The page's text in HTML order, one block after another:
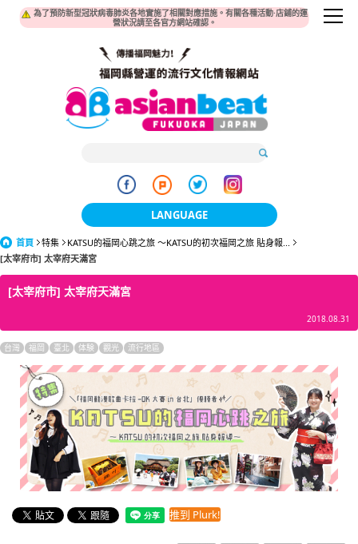
為了預防新型冠狀病毒肺炎各地實施了相關對應措施。有關各種活動·店鋪的運
營狀況請至各官方網站確認。
LANGUAGE
日本語
한국어
繁體中文
English
ภาษาไทย
tiéng Viêt
Bahasa Indonesia
首頁 特集
KATSU的福岡心跳之旅 ～KATSU的初次福岡之旅 貼身報...
[太宰府市] 太宰府天滿宮
[太宰府市] 太宰府天滿宮
2018.08.31
台灣 福岡 臺北 体験 觀光 流行地區
推到 Plurk!